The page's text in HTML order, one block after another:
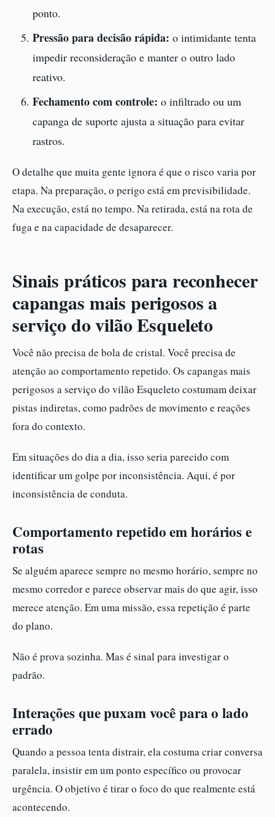
ponto.
Pressão para decisão rápida: o intimidante tenta
impedir reconsideração e manter o outro lado
reativo.
Fechamento com controle: o infiltrado ou um
capanga de suporte ajusta a situação para evitar
rastros.
O detalhe que muita gente ignora é que o risco varia por
etapa. Na preparação, o perigo está em previsibilidade.
Na execução, está no tempo. Na retirada, está na rota de
fuga e na capacidade de desaparecer.
Sinais práticos para reconhecer
capangas mais perigosos a
serviço do vilão Esqueleto
Você não precisa de bola de cristal. Você precisa de
atenção ao comportamento repetido. Os capangas mais
perigosos a serviço do vilão Esqueleto costumam deixar
pistas indiretas, como padrões de movimento e reações
fora do contexto.
Em situações do dia a dia, isso seria parecido com
identificar um golpe por inconsistência. Aqui, é por
inconsistência de conduta.
Comportamento repetido em horários e
rotas
Se alguém aparece sempre no mesmo horário, sempre no
mesmo corredor e parece observar mais do que agir, isso
merece atenção. Em uma missão, essa repetição é parte
do plano.
Não é prova sozinha. Mas é sinal para investigar o
padrão.
Interações que puxam você para o lado
errado
Quando a pessoa tenta distrair, ela costuma criar conversa
paralela, insistir em um ponto específico ou provocar
urgência. O objetivo é tirar o foco do que realmente está
acontecendo.